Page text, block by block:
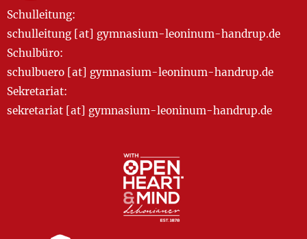
Schulleitung:
schulleitung [at] gymnasium-leoninum-handrup.de
Schulbüro:
schulbuero [at] gymnasium-leoninum-handrup.de
Sekretariat:
sekretariat [at] gymnasium-leoninum-handrup.de